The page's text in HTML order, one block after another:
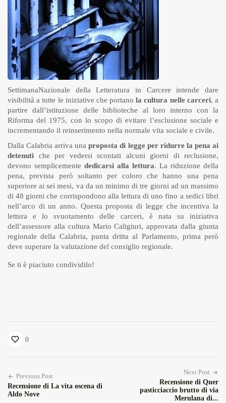
SettimanaNazionale della Letteratura in Carcere intende dare
visibilità a tutte le iniziative che portanola cultura nelle carceri, a
partire dall’istituzione delle biblioteche al loro interno con la
Riforma del 1975, con lo scopo di evitare l’esclusione sociale e
incrementando il reinserimento nella normale vita sociale e civile.
Dalla Calabria arriva unaproposta di legge per ridurre la pena ai
detenuti che per vedersi scontati alcuni giorni di reclusione,
devono semplicemente dedicarsi alla lettura. La riduzione della
pena, prevista però soltanto per coloro che hanno una pena
superiore ai sei mesi, va da un minimo di tre giorni ad un massimo
di 48 giorni che corrispondono alla lettura di uno fino a sedici libri
nell’arco di un anno. Questa proposta di legge che incentiva la
lettura e lo svuotamento delle carceri, è nata su iniziativa
dell’assessore alla cultura Mario Caligiuri, approvata dalla giunta
regionale della Calabria, punta dritta al Parlamento, prima però
deve superare la valutazione del consiglio regionale.
Se ti è piaciuto condividilo!
0
Previous Post
Recensione di La vita oscena di
Aldo Nove
Next Post
Recensione di Quer
pasticciaccio brutto di via
Merulana di...